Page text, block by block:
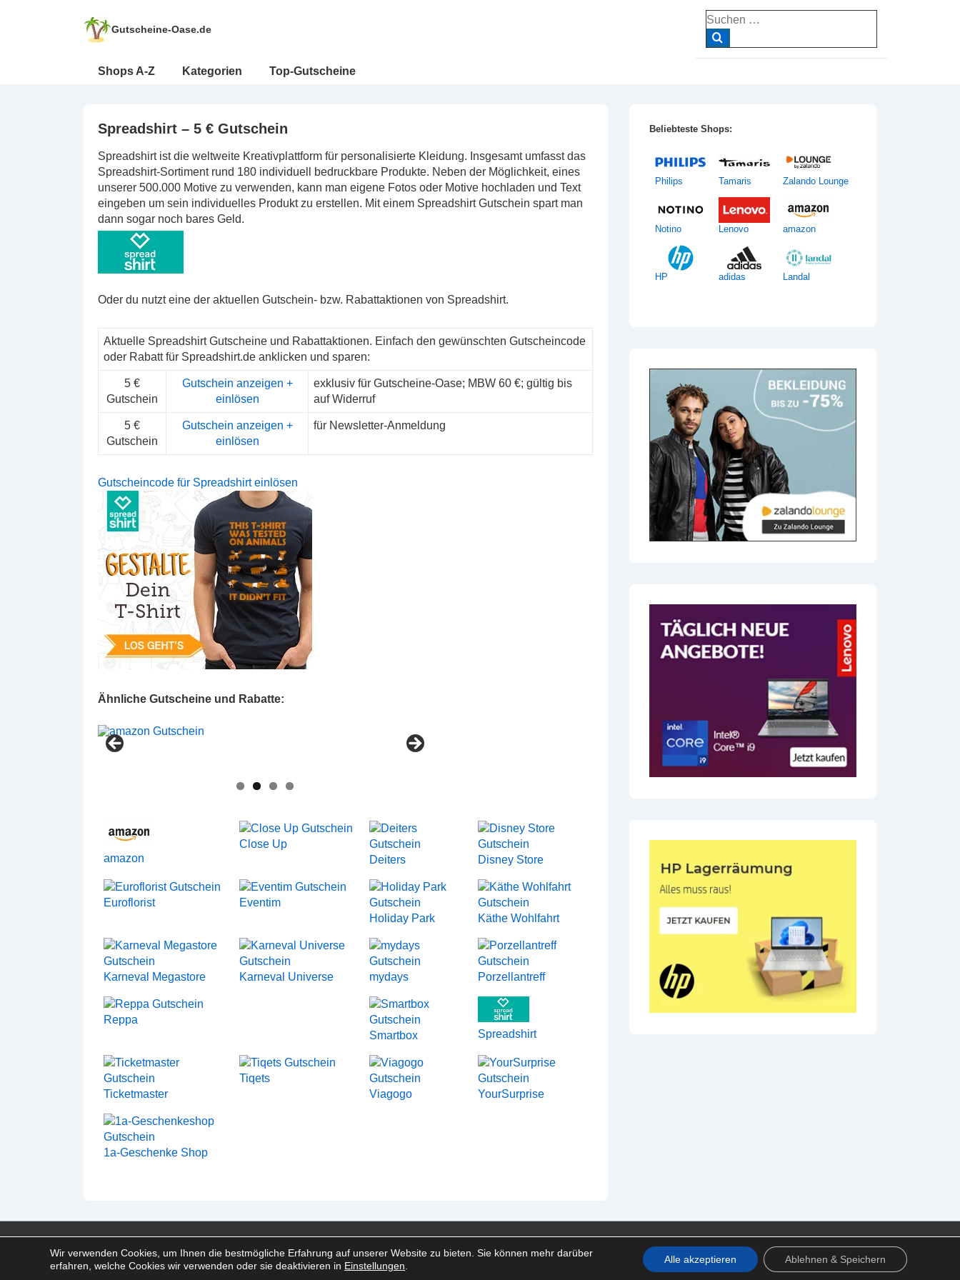
Gutscheine-Oase.de
Suche
nach:
Hauptnavigation
Shops A-Z Kategorien Top-Gutscheine
Spreadshirt – 5 € Gutschein
Spreadshirt ist die weltweite Kreativplattform für personalisierte Kleidung. Insgesamt umfasst das
Spreadshirt-Sortiment rund 180 individuell bedruckbare Produkte. Neben der Möglichkeit, eines
unserer 500.000 Motive zu verwenden, kann man eigene Fotos oder Motive hochladen und Text
eingeben um sein individuelles Produkt zu erstellen. Mit einem Spreadshirt Gutschein spart man
dann sogar noch bares Geld.
Oder du nutzt eine der aktuellen Gutschein- bzw. Rabattaktionen von Spreadshirt.
Aktuelle Spreadshirt Gutscheine und Rabattaktionen. Einfach den gewünschten Gutscheincode
oder Rabatt für Spreadshirt.de anklicken und sparen:
5 €
Gutschein
Gutschein anzeigen +
einlösen
exklusiv für Gutscheine-Oase; MBW 60 €; gültig bis
auf Widerruf
5 €
Gutschein
Gutschein anzeigen +
einlösen
für Newsletter-Anmeldung
Gutscheincode für Spreadshirt einlösen
Ähnliche Gutscheine und Rabatte:
amazon
Close Up
Deiters
Disney Store
Euroflorist
Eventim
Holiday Park
Käthe Wohlfahrt
Karneval Megastore Karneval Universe mydays Porzellantreff
Reppa
Smartbox
Spreadshirt
Ticketmaster
Tiqets
Viagogo
YourSurprise
1a-Geschenke Shop
Beliebteste Shops:
Philips Tamaris Zalando Lounge
Notino Lenovo amazon
HP adidas Landal
Footer-
Menü
Impressum Disclaimer Datenschutz FAQ Werben
Wir verwenden Cookies, um Ihnen die bestmögliche Erfahrung auf unserer Website zu bieten. Sie können mehr darüber
erfahren, welche Cookies wir verwenden oder sie deaktivieren in Einstellungen
Alle akzeptieren Ablehnen & Speichern